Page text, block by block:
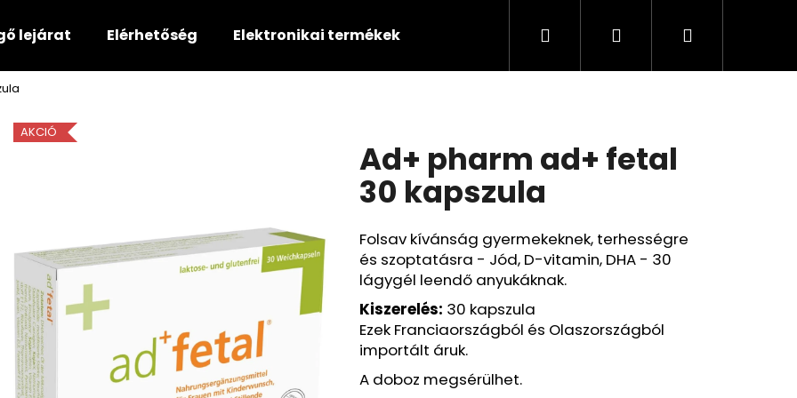
lejárat Elérhetőség Elektronikai termékek Minden termék
KeresésBejelentkezés
Kosár
Ad+ pharm ad+ fetal
30 kapszula
Folsav kívánság gyermekeknek, terhességre
és szoptatásra - Jód, D-vitamin, DHA - 30
lágygél leendő anyukáknak.
Kiszerelés: 30 kapszula
Ezek Franciaországból és Olaszországból
importált áruk.
A doboz megsérülhet.
AKCIÓ
Ajánljuk